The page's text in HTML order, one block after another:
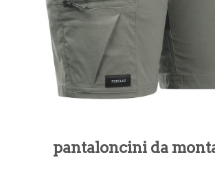
pantaloncini da